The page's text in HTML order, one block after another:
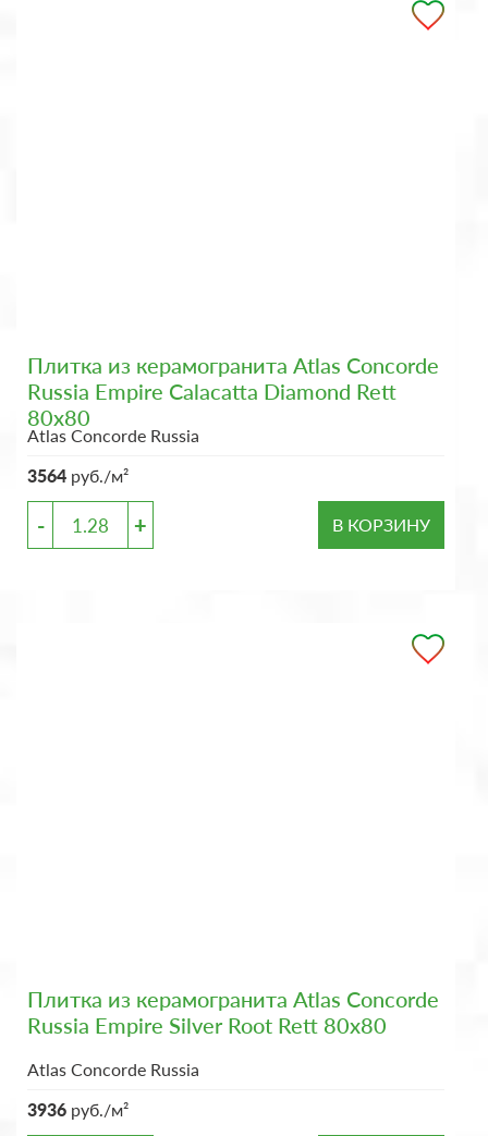
Плитка из керамогранита Atlas Concorde
Russia Empire Calacatta Diamond Rett
80x80
Atlas Concorde Russia
3564 руб./м²
- + В КОРЗИНУ
Плитка из керамогранита Atlas Concorde
Russia Empire Silver Root Rett 80x80
Atlas Concorde Russia
3936 руб./м²